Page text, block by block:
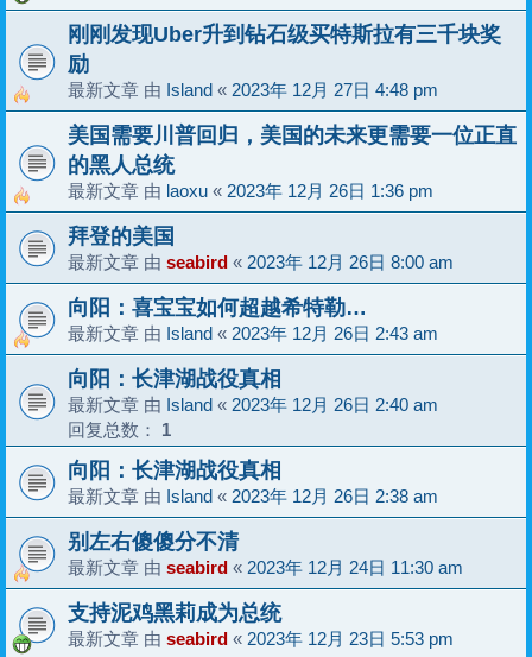
刚刚发现Uber升到钻石级买特斯拉有三千块奖
励
最新文章 由 Island « 2023年 12月 27日 4:48 pm
美国需要川普回归，美国的未来更需要一位正直
的黑人总统
最新文章 由 laoxu « 2023年 12月 26日 1:36 pm
拜登的美国
最新文章 由 seabird « 2023年 12月 26日 8:00 am
向阳：喜宝宝如何超越希特勒…
最新文章 由 Island « 2023年 12月 26日 2:43 am
向阳：长津湖战役真相
最新文章 由 Island « 2023年 12月 26日 2:40 am
回复总数： 1
向阳：长津湖战役真相
最新文章 由 Island « 2023年 12月 26日 2:38 am
别左右傻傻分不清
最新文章 由 seabird « 2023年 12月 24日 11:30 am
支持泥鸡黑莉成为总统
最新文章 由 seabird « 2023年 12月 23日 5:53 pm